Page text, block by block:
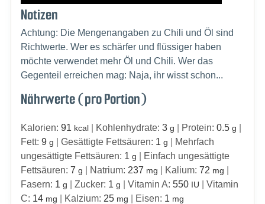
Notizen
Achtung: Die Mengenangaben zu Chili und Öl sind
Richtwerte. Wer es schärfer und flüssiger haben
möchte verwendet mehr Öl und Chili. Wer das
Gegenteil erreichen mag: Naja, ihr wisst schon...
Nährwerte (pro Portion)
Kalorien: 91 kcal | Kohlenhydrate: 3 g Protein: 0.5 g
Fett: 9 g Gesättigte Fettsäuren: 1 g
Mehrfach
ungesättigte Fettsäuren: 1 g
Einfach ungesättigte
Fettsäuren: 7 g Natrium: 237 mg Kalium: 72 mg
Fasern: 1 g Zucker: 1 g Vitamin A: 550 IU
Vitamin
C: 14 mg Kalzium: 25 mg Eisen: 1 mg